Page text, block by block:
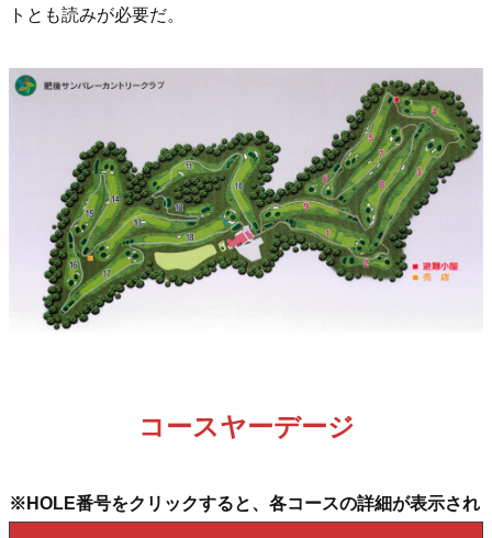
トとも読みが必要だ。
コースヤーデージ
※HOLE番号をクリックすると、各コースの詳細が表示され